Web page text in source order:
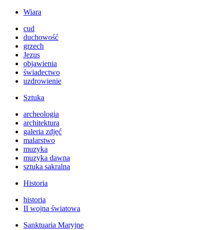
Wiara
cud
duchowość
grzech
Jezus
objawienia
świadectwo
uzdrowienie
Sztuka
archeologia
architektura
galeria zdjęć
malarstwo
muzyka
muzyka dawna
sztuka sakralna
Historia
historia
II wojna światowa
Sanktuaria Maryjne